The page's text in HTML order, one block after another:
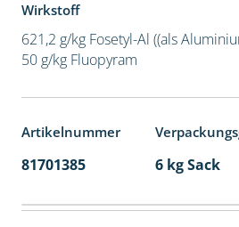
Wirkstoff
621,2 g/kg Fosetyl-Al ((als
50 g/kg Fluopyram
Artikelnummer
81701385 6 kg Sack